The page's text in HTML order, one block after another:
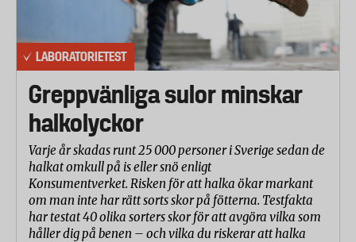
LABORATORIETEST
Greppvänliga sulor minskar
halkolyckor
Varje år skadas runt 25 000 personer i Sverige sedan de
halkat omkull på is eller snö enligt
Konsumentverket. Risken för att halka ökar markant
om man inte har rätt sorts skor på fötterna. Testfakta
har testat 40 olika sorters skor för att avgöra vilka som
håller dig på benen – och vilka du riskerar att halka